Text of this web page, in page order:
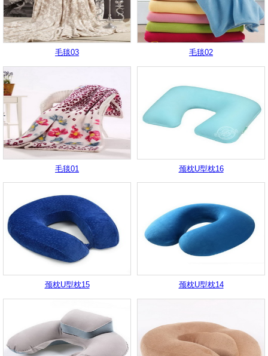
毛毯03 毛毯02
毛毯01 颈枕U型枕16
颈枕U型枕15 颈枕U型枕14